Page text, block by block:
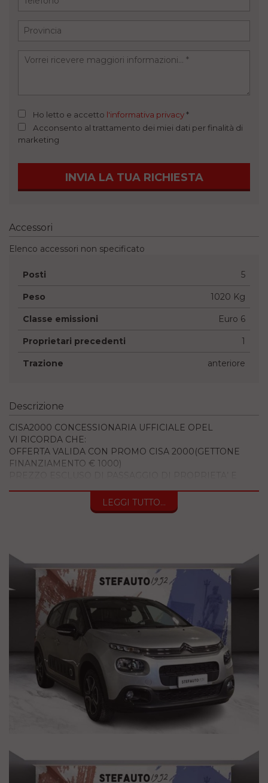
Ho letto e accetto l'informativa privacy*
Acconsento al trattamento dei miei dati per finalità di
marketing
INVIA LA TUA RICHIESTA
Accessori
Elenco accessori non specificato
Posti 5
Peso 1020 Kg
Classe emissioni Euro 6
Proprietari precedenti 1
Trazione anteriore
Descrizione
CISA2000 CONCESSIONARIA UFFICIALE OPEL
VI RICORDA CHE:
OFFERTA VALIDA CON PROMO CISA 2000(GETTONE
FINANZIAMENTO € 1000)
INOLTRE VI INVITIAMO A SPECIFICARE:
- IN CASO DI AUTO DA PERMUTARE o ROTTAMARE
INDICARE:
(MODELLO, ANNO DI IMMATRICOLAZIONE, KM)
Per info su questa vettura contattare
CISA 2000 CONCESSIONARIA OPEL
VIA BENTINI, 111 40128 BOLOGNA
Tel. 051 551701
Cisa2000 declina ogni responsabilità per eventuali non
conformità relative ad equipaggiamento, omologazioni anti
inquinamento, accessori, ecc. pubblicate nei diversi portali.
Dette informazioni che non rappresentano in alcun modo
un impegno contrattuale in quanto non ci è possibile
LEGGI TUTTO...